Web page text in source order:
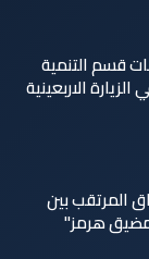
قسم التنمية
الاربعينية
المرتقب بين
هرمز"